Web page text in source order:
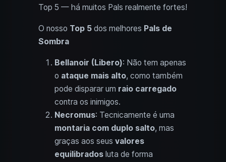
Top 5 — há muitos Pals realmente fortes!
O nosso Top 5 dos melhores Pals de
Sombra
Bellanoir (Libero): Não tem apenas
o ataque mais alto, como também
pode disparar um raio carregado
contra os inimigos.
Necromus: Tecnicamente é uma
montaria com duplo salto, mas
graças aos seus valores
equilibrados luta de forma